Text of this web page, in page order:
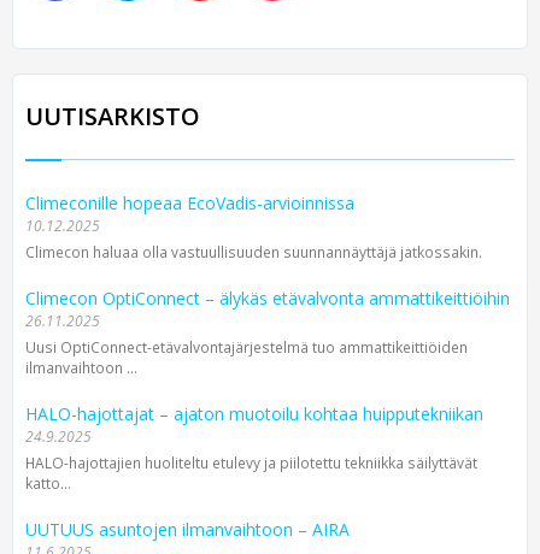
UUTISARKISTO
Climeconille hopeaa EcoVadis-arvioinnissa
10.12.2025
Climecon haluaa olla vastuullisuuden suunnannäyttäjä jatkossakin.
Climecon OptiConnect – älykäs etävalvonta ammattikeittiöihin
26.11.2025
Uusi OptiConnect-etävalvontajärjestelmä tuo ammattikeittiöiden
ilmanvaihtoon ...
HALO-hajottajat – ajaton muotoilu kohtaa huipputekniikan
24.9.2025
HALO-hajottajien huoliteltu etulevy ja piilotettu tekniikka säilyttävät
katto...
UUTUUS asuntojen ilmanvaihtoon – AIRA